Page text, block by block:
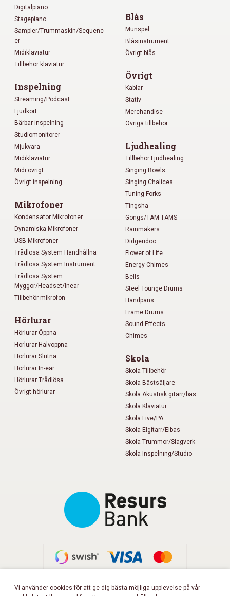
Digitalpiano
Stagepiano
Sampler/Trummaskin/Sequenc
er
Midiklaviatur
Tillbehör klaviatur
Inspelning
Streaming/Podcast
Ljudkort
Bärbar inspelning
Studiomonitorer
Mjukvara
Midiklaviatur
Midi övrigt
Övrigt inspelning
Mikrofoner
Kondensator Mikrofoner
Dynamiska Mikrofoner
USB Mikrofoner
Trådlösa System Handhållna
Trådlösa System Instrument
Trådlösa System
Myggor/Headset/Inear
Tillbehör mikrofon
Hörlurar
Hörlurar Öppna
Hörlurar Halvöppna
Hörlurar Slutna
Hörlurar In-ear
Hörlurar Trådlösa
Övrigt hörlurar
Blås
Munspel
Blåsinstrument
Övrigt blås
Övrigt
Kablar
Stativ
Merchandise
Övriga tillbehör
Ljudhealing
Tillbehör Ljudhealing
Singing Bowls
Singing Chalices
Tuning Forks
Tingsha
Gongs/TAM TAMS
Rainmakers
Didgeridoo
Flower of Life
Energy Chimes
Bells
Steel Tounge Drums
Handpans
Frame Drums
Sound Effects
Chimes
Skola
Skola Tillbehör
Skola Bästsäljare
Skola Akustisk gitarr/bas
Skola Klaviatur
Skola Live/PA
Skola Elgitarr/Elbas
Skola Trummor/Slagverk
Skola Inspelning/Studio
Vi använder cookies för att ge dig bästa möjliga upplevelse på vår